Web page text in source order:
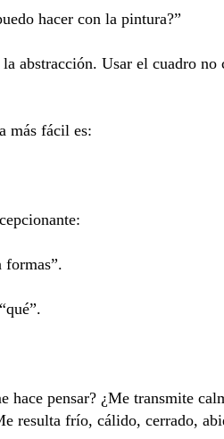
hacer con la pintura?”
abstracción. Usar el cuadro
más fácil es:
formas”.
hace pensar? ¿Me transmite
resulta frío, cálido, cerrado,